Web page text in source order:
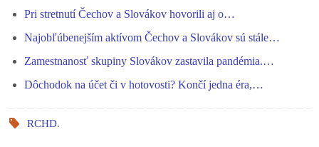
Pri stretnutí Čechov a Slovákov hovorili aj o…
Najobľúbenejším aktívom Čechov a Slovákov sú stále…
Zamestnanosť skupiny Slovákov zastavila pandémia.…
Dôchodok na účet či v hotovosti? Končí jedna éra,…
RCHD.